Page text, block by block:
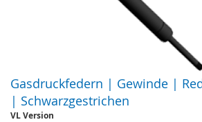
Gasdruckfedern | Gewinde |
| Schwarzgestrichen
VL Version